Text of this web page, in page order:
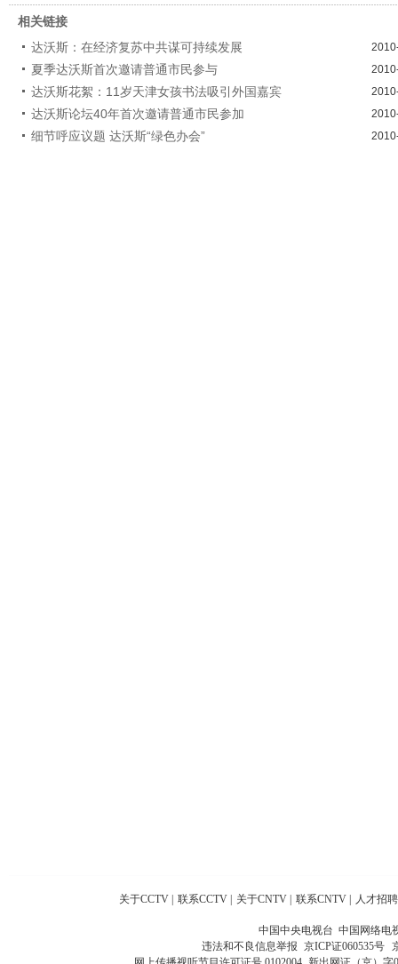
相关链接
达沃斯：在经济复苏中共谋可持续发展
夏季达沃斯首次邀请普通市民参与
达沃斯花絮：11岁天津女孩书法吸引外国嘉宾
达沃斯论坛40年首次邀请普通市民参加
细节呼应议题 达沃斯“绿色办会”
关于CCTV 联系CCTV 关于CNTV 联系CNTV 人才招聘
中国中央电视台 中国网络电
违法和不良信息举报 京ICP证060535号